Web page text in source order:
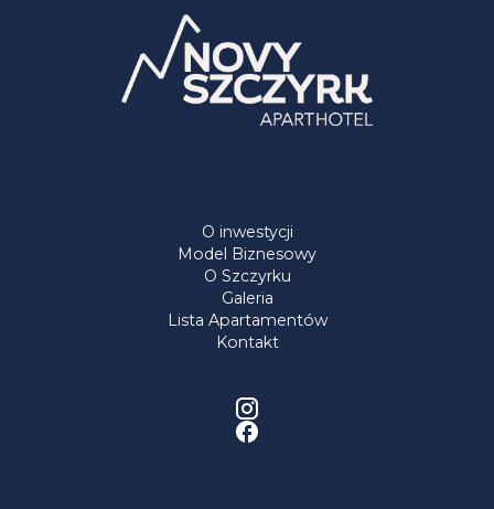
O inwestycji
Model Biznesowy
O Szczyrku
Galeria
Lista Apartamentów
Kontakt